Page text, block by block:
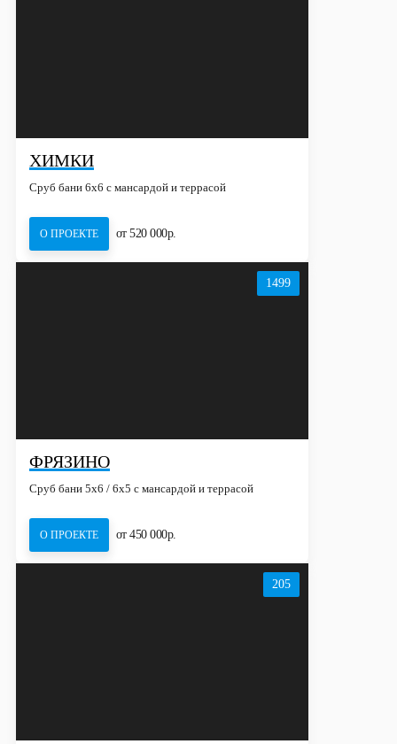
ХИМКИ
Сруб бани 6х6 с мансардой и террасой
О ПРОЕКТЕ от 520 000р.
1499
ФРЯЗИНО
Сруб бани 5х6 / 6x5 с мансардой и террасой
О ПРОЕКТЕ от 450 000р.
205